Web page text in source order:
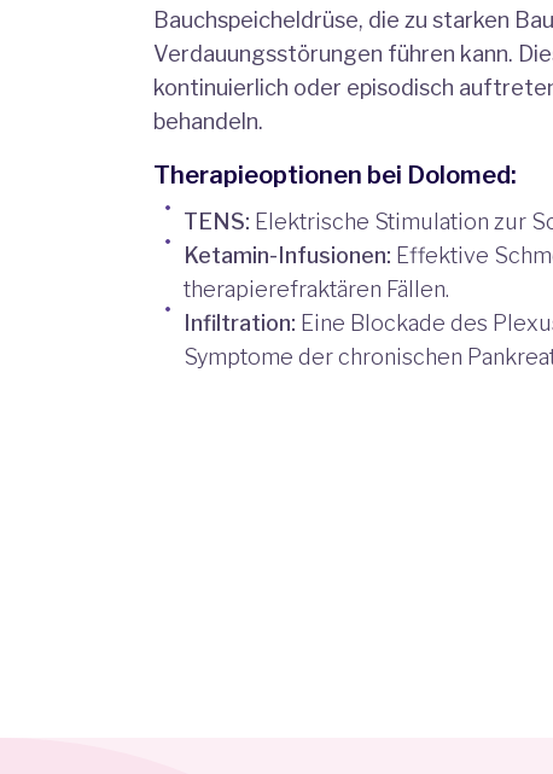
Bauchspeicheldrüse, die zu starken
Verdauungsstörungen führen kann.
kontinuierlich oder episodisch
behandeln.
Therapieoptionen bei Dolomed:
TENS: Elektrische Stimulation zur
Ketamin-Infusionen: Effektive
therapierefraktären Fällen.
Infiltration: Eine Blockade des
Symptome der chronischen